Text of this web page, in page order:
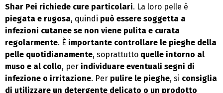
Shar Pei richiede cure particolari. La loro pelle è
piegata e rugosa, quindi può essere soggetta a
infezioni cutanee se non viene pulita e curata
regolarmente. È importante controllare le pieghe della
pelle quotidianamente, soprattutto quelle intorno al
muso e al collo, per individuare eventuali segni di
infezione o irritazione. Per pulire le pieghe, si consiglia
di utilizzare un detergente delicato o un prodotto